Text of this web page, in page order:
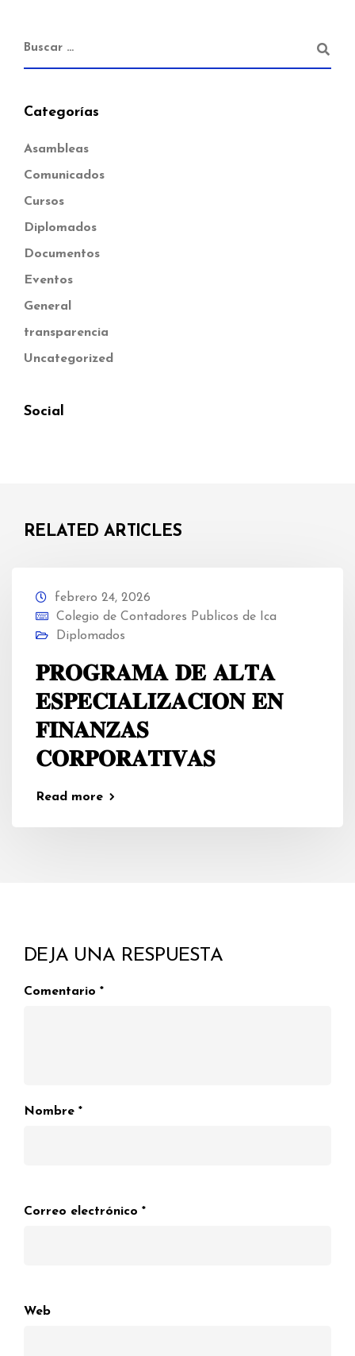
Categorías
Asambleas
Comunicados
Cursos
Diplomados
Documentos
Eventos
General
transparencia
Uncategorized
Social
RELATED ARTICLES
febrero 24, 2026
Colegio de Contadores Publicos de Ica
Diplomados
𝐏𝐑𝐎𝐆𝐑𝐀𝐌𝐀 𝐃𝐄 𝐀𝐋𝐓𝐀
𝐄𝐒𝐏𝐄𝐂𝐈𝐀𝐋𝐈𝐙𝐀𝐂𝐈𝐎𝐍 𝐄𝐍
𝐅𝐈𝐍𝐀𝐍𝐙𝐀𝐒
𝐂𝐎𝐑𝐏𝐎𝐑𝐀𝐓𝐈𝐕𝐀𝐒
Read more
DEJA UNA RESPUESTA
Comentario *
Nombre *
Correo electrónico *
Web